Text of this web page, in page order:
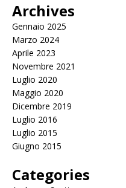
Archives
Gennaio 2025
Marzo 2024
Aprile 2023
Novembre 2021
Luglio 2020
Maggio 2020
Dicembre 2019
Luglio 2016
Luglio 2015
Giugno 2015
Categories